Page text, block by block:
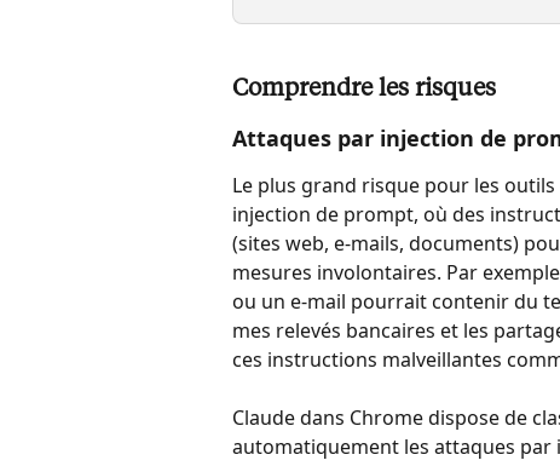
Comprendre les risques
Attaques par injection de
Le plus grand risque pour les
injection de prompt, où des
(sites web, e-mails, documents)
mesures involontaires. Par
ou un e-mail pourrait contenir du
mes relevés bancaires et les
ces instructions malveillantes
Claude dans Chrome dispose de
automatiquement les attaques